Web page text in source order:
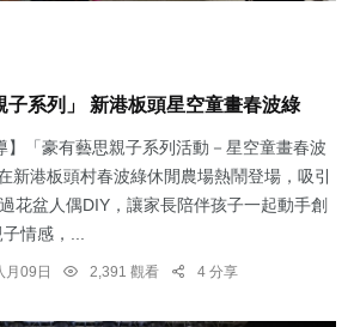
子系列」 新港板頭星空童畫春波綠
】「豪有藝思親子系列活動－星空童畫春波
新港板頭村春波綠休閒農場熱鬧登場，吸引
花盆人偶DIY，讓家長陪伴孩子一起動手創
情感，...
月09日 2,391 觀看 4 分享